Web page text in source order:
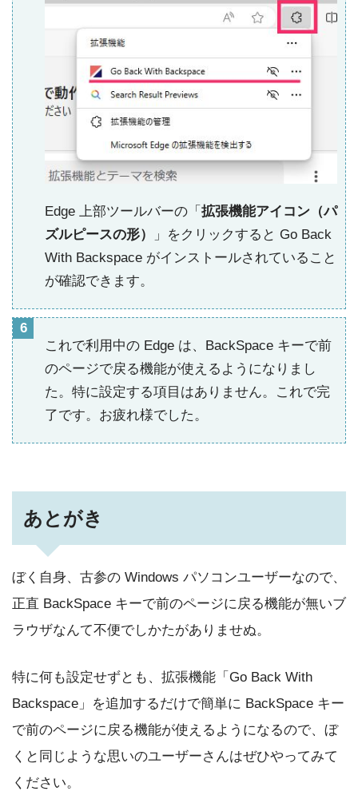
Edge 上部ツールバーの「 拡張機能アイコン（パ
ズルピースの形）
」をクリックすると Go Back
With Backspace がインストールされていること
が確認できます。
これで利用中の Edge は、BackSpace キーで前
のページで戻る機能が使えるようになりまし
た。特に設定する項目はありません。これで完
了です。お疲れ様でした。
あとがき
ぼく自身、古参の Windows パソコンユーザーなので、
正直 BackSpace キーで前のページに戻る機能が無いブ
ラウザなんて不便でしかたがありませぬ。
特に何も設定せずとも、拡張機能「Go Back With
Backspace」を追加するだけで簡単に BackSpace キー
で前のページに戻る機能が使えるようになるので、ぼ
くと同じような思いのユーザーさんはぜひやってみて
ください。